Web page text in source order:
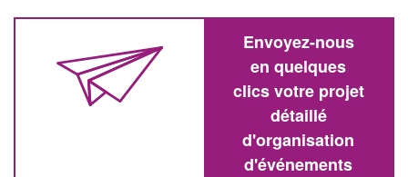
Envoyez-nous
en quelques
clics votre projet
détaillé
d'organisation
d'événements